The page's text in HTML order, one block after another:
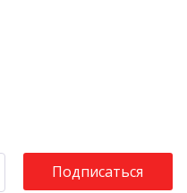
Подписаться